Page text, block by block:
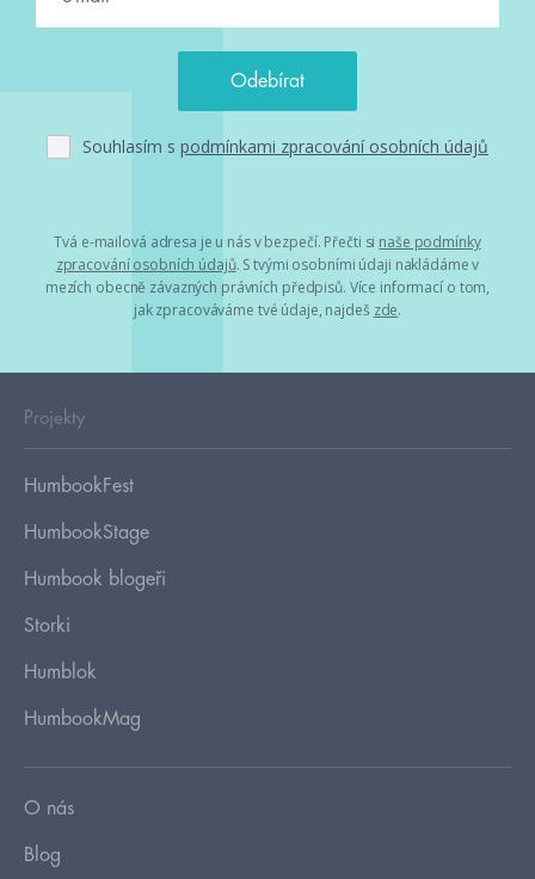
Souhlasím s podmínkami zpracování osobních údajů
Tvá e-mailová adresa je u nás v bezpečí. Přečti si naše podmínky
zpracování osobních údajů. S tvými osobními údaji nakládáme v
mezích obecně závazných právních předpisů. Více informací o tom,
jak zpracováváme tvé údaje, najdeš zde.
Projekty
HumbookFest
HumbookStage
Humbook blogeři
Storki
Humblok
HumbookMag
O nás
Blog